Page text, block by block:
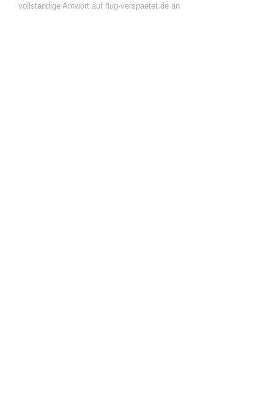
vollständige Antwort auf flug-verspaetet.de an